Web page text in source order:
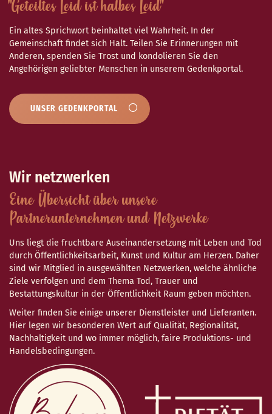
"Geteiltes Leid ist halbes Leid"
Ein altes Sprichwort beinhaltet viel Wahrheit. In der
Gemeinschaft findet sich Halt. Teilen Sie Erinnerungen mit
Anderen, spenden Sie Trost und kondolieren Sie den
Angehörigen geliebter Menschen in unserem Gedenkportal.
UNSER GEDENKPORTAL
Wir netzwerken
Eine Übersicht über unsere
Partnerunternehmen und Netzwerke
Uns liegt die fruchtbare Auseinandersetzung mit Leben und Tod
durch Öffentlichkeitsarbeit, Kunst und Kultur am Herzen. Daher
sind wir Mitglied in ausgewählten Netzwerken, welche ähnliche
Ziele verfolgen und dem Thema Tod, Trauer und
Bestattungskultur in der Öffentlichkeit Raum geben möchten.
Weiter finden Sie einige unserer Dienstleister und Lieferanten.
Hier legen wir besonderen Wert auf Qualität, Regionalität,
Nachhaltigkeit und wo immer möglich, faire Produktions- und
Handelsbedingungen.